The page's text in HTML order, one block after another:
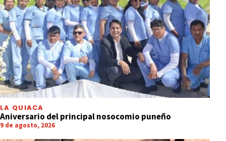
LA QUIACA
Aniversario del principal nosocomio puneño
9 de agosto, 2026